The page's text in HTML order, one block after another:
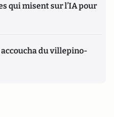
qui misent sur l’IA pour
du villepino-